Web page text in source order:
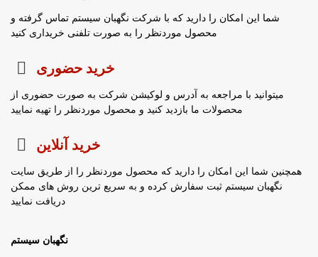
شما این امکان را دارید که با شرکت نگهبان سیستم تماس گرفته و
محصول موردنظر را به صورت تلفنی خریداری کنید
خرید حضوری
میتوانید با مراجعه به آدرس و لوکیشن شرکت به صورت حضوری از
محصولات ما بازدید کنید و محصول موردنظر را تهیه نمایید
خرید آنلاین
همچنین شما این امکان را دارید که محصول موردنظر را از طریق سایت
نگهبان سیستم ثبت سفارش کرده و به سریع ترین روش های ممکن
دریافت نمایید
نگهبان سیستم